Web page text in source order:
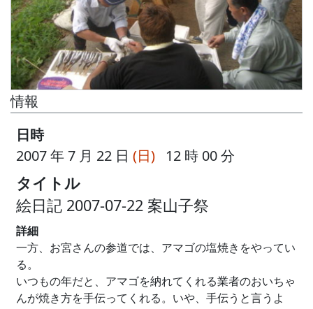
情報
日時
2007 年 7 月 22 日 (日) 12 時 00 分
タイトル
絵日記 2007-07-22 案山子祭
詳細
一方、お宮さんの参道では、アマゴの塩焼きをやってい
る。
いつもの年だと、アマゴを納れてくれる業者のおいちゃ
んが焼き方を手伝ってくれる。いや、手伝うと言うよ